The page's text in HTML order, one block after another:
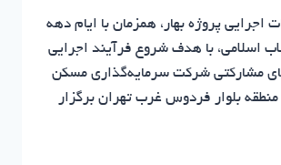
اجرایی پروژه بهار، همزمان با ایام دهه
اسلامی، با هدف شروع فرآیند اجرایی
مشارکتی شرکت سرمایه‌گذاری مسکن
منطقه بلوار فردوس غرب تهران برگزار